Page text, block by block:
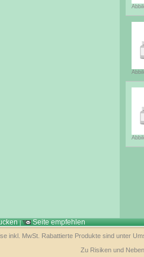
Seite empfehlen
inkl. MwSt. Rabattierte Produkte sind unter
Zu Risiken und